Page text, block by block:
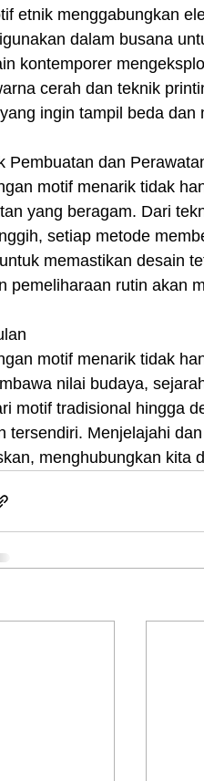
etnik menggabungkan
dalam busana
kontemporer
cerah dan teknik
ingin tampil beda dan
Pembuatan dan
motif menarik tidak
yang beragam. Dari
setiap metode
memastikan desain
pemeliharaan rutin akan
motif menarik tidak
nilai budaya,
motif tradisional hingga
tersendiri. Menjelajahi
menghubungkan kita